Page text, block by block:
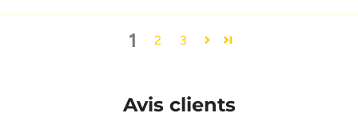
1 2 3
Avis clients